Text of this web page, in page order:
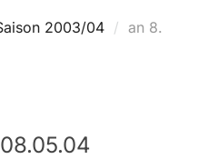
2003/04 an 8.